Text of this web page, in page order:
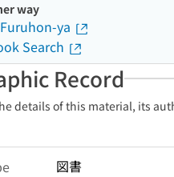
way
ya
Search
Record
details of this material, its
図書